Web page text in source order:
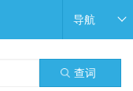
导航
查词